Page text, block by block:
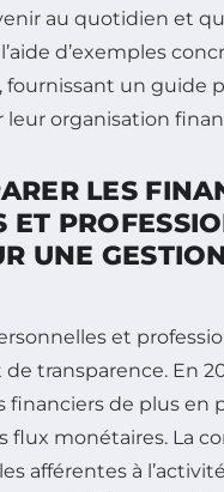
au quotidien et
d’exemples
fournissant un guide
organisation
LES
ET
UNE
et
transparence. En
financiers de plus en
flux monétaires. La
afférentes à